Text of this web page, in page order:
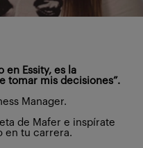
en Essity, es la
tomar mis decisiones”.
Manager.
de Mafer e inspírate
en tu carrera.